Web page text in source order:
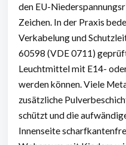
den EU-
Zeichen. In der Praxis
Verkabelung und
60598 (VDE 0711)
Leuchtmittel mit E14-
werden können. Viele
zusätzliche
schützt und die
Innenseite